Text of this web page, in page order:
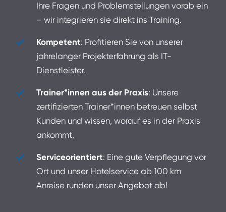
Ihre Fragen und Problemstellungen vorab ein
– wir integrieren sie direkt ins Training.
Kompetent: Profitieren Sie von unserer
jahrelanger Projekterfahrung als IT-
Dienstleister.
Trainer*innen aus der Praxis: Unsere
zertifizierten Trainer*innen betreuen selbst
Kunden und wissen, worauf es in der Praxis
ankommt.
Serviceorientiert: Eine gute Verpflegung vor
Ort und unser Hotelservice ab 100 km
Anreise runden unser Angebot ab!